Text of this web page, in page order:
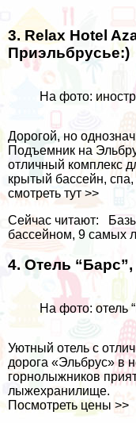
3. Relax Hotel
Приэльбрусье:)
На фото:
Дорогой, но
Подъемник на
отличный комплекс
крытый бассейн, спа,
смотреть тут >>
Сейчас читают:
бассейном, 9 самых
4. Отель
На фото: отель
Уютный отель с
дорога «Эльбрус» в
горнолыжников
лыжехранилище.
Посмотреть цены >>